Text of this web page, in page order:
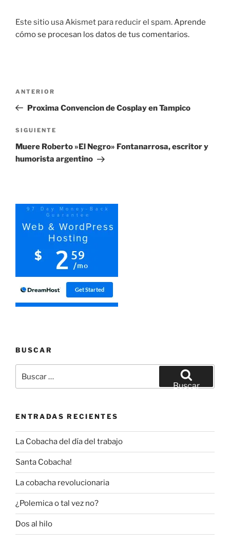
Este sitio usa Akismet para reducir el spam.Aprende
cómo se procesan los datos de tus comentarios.
entradas
Entrada
anterior:
ANTERIOR
Proxima Convencion de Cosplay en Tampico
Siguiente
entrada
SIGUIENTE
Muere Roberto »El Negro» Fontanarrosa, escritor y
humorista argentino
BUSCAR
por:
Buscar
ENTRADAS RECIENTES
La Cobacha del día del trabajo
Santa Cobacha!
La cobacha revolucionaria
¿Polemica o tal vez no?
Dos al hilo